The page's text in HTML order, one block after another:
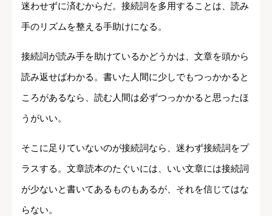
迷わせずに済むからだ。接続詞を多用することは、読み
手のリズムを整える手助けになる。
接続詞が読み手を助けているかどうかは、文章を頭から
読み返せばわかる。書いた人間に少しでもつっかかると
ころがあるなら、読む人間は必ずつっかかると思ったほ
うがいい。
そこに足りていないのが接続詞なら、迷わず接続詞をプ
ラスする。文章読本のたぐいには、いい文章には接続詞
が少ないと書いてあるものもあるが、それを信じてはな
らない。